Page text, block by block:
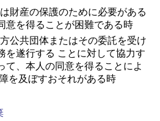
財産の保護のために必要がある
意を得ることが困難である時
公共団体またはその委託を受け
を遂行する ことに対して協力す
て、本人の同意を得ることによ
を及ぼすおそれがある時